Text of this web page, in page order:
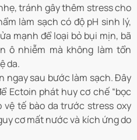
tránh gây thêm stress cho
làm sạch có độ pH sinh lý,
mạnh để loại bỏ bụi mịn, bã
ô nhiễm mà không làm tổn
da.
ngay sau bước làm sạch. Đây
Ectoin phát huy cơ chế “bọc
vệ tế bào da trước stress oxy
cơ mất nước và kích ứng do